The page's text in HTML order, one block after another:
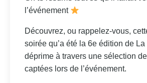
l’événement
Découvrez, ou rappelez-vous,
soirée qu’a été la 6e édition de
déprime à travers une sélection
captées lors de l’événement.